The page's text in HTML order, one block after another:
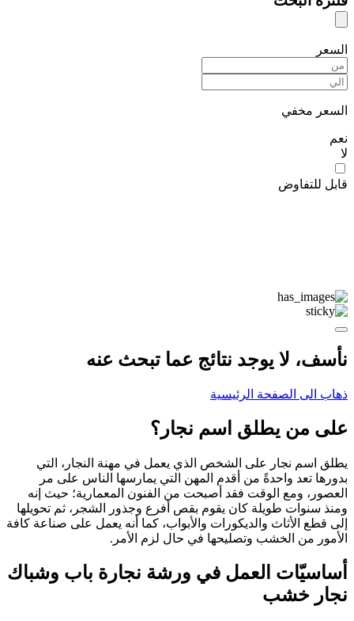
السعر
السعر مخفي
نعم
لا
قابل للتفاوض
نأسف، لا يوجد نتائج عما تبحث عنه
ذهاب الى الصفحة الرئيسية
على من يطلق اسم نجار؟
يطلق اسم نجار على الشخص الذي يعمل في مهنة النجار، التي
بدورها تعد واحدةً من أقدم المهن التي يمارسها الناس على مر
العصور، ومع الوقت فقد أصبحت من الفنون المعمارية؛ حيث إنه
ومنذ سنوات طويلة كان يقوم بقص أفرع وجذور الشجر، ثم تحويلها
إلى قطع الأثاث والديكورات والأبواب، كما أنه يعمل على صناعة كافة
الأمور من الخشب وتصليحها في حال لزم الأمر.
أساسيّات العمل في ورشة نجارة باب وشباك
نجار خشب